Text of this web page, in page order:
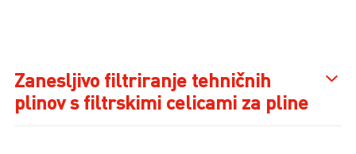
Zanesljivo filtriranje tehničnih
plinov s filtrskimi celicami za pline